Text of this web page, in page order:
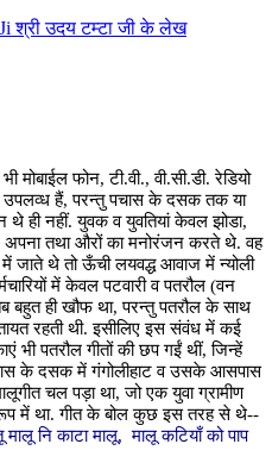
श्री उदय टम्टा जी के लेख
मोबाईल फोन, टी.वी., वी.सी.डी. रेडियो
हैं, परन्तु पचास के दसक तक या
ही नहीं. युवक व युवतियां केवल झोडा,
अपना तथा औरों का मनोरंजन करते थे. वह
थे तो ऊँची लयवद्ध आवाज में न्योली
में केवल पटवारी व पतरौल (वन
बहुत ही खौफ था, परन्तु पतरौल के साथ
रहती थी. इसीलिए इस संवंध में कई
भी पतरौल गीतों की छप गईं थीं, जिन्हें
के दसक में गंगोलीहाट व उसके आसपास
चल पड़ा था, जो एक युवा ग्रामीण
रूप में था. गीत के बोल कुछ इस तरह से थे--
मालू नि काटा मालू, मालू कटियाँ को पाप